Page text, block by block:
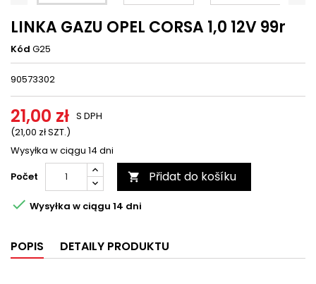
LINKA GAZU OPEL CORSA 1,0 12V 99r
Kód G25
90573302
21,00 zł
(21,00 zł SZT.)
S DPH
Wysyłka w ciągu 14 dni
Počet
 Přidat do košíku
 Wysyłka w ciągu 14 dni
POPIS DETAILY PRODUKTU